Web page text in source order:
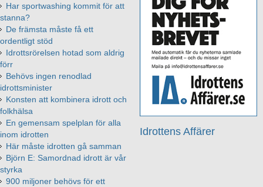
Idrottens Affärer
Har sportwashing kommit för att
stanna?
De främsta måste få ett
ordentligt stöd
Idrottsrörelsen hotad som aldrig
förr
Behövs ingen renodlad
idrottsminister
Konsten att kombinera idrott och
folkhälsa
En gemensam spelplan för alla
inom idrotten
Här måste idrotten gå samman
Björn E: Samordnad idrott är vår
styrka
900 miljoner behövs för ett